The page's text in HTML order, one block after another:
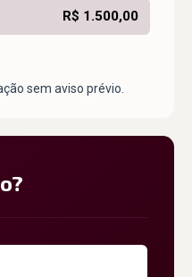
R$ 1.500,00
sem aviso prévio.